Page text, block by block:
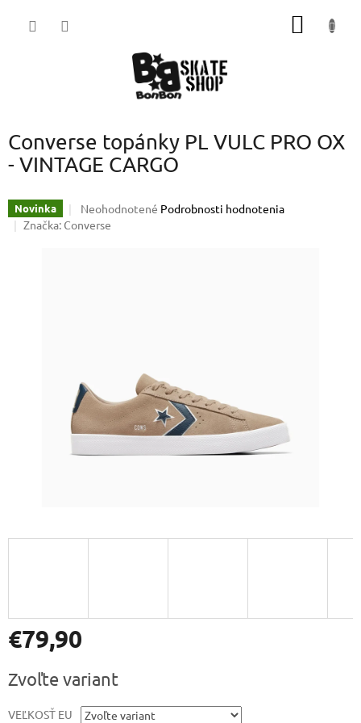
Converse topánky PL VULC PRO OX
- VINTAGE CARGO
Novinka
Priemerné
hodnotenie
Neohodnotené Podrobnosti hodnotenia
Značka: Converse
€79,90
cena:
Zvoľte variant
VEĽKOSŤ EU